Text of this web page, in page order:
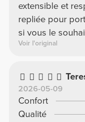
extensible et
repliée pour
si vous le
Voir l'original
2026-05-09
Confort
Qualité